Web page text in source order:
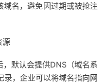
名，避免因过期或被抢注
源
，默认会提供DNS（域名系
录，企业可以将域名指向网